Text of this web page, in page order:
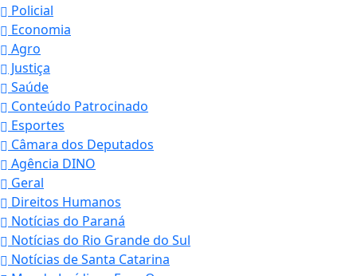
Policial
Economia
Agro
Justiça
Saúde
Conteúdo Patrocinado
Esportes
Câmara dos Deputados
Agência DINO
Geral
Direitos Humanos
Notícias do Paraná
Notícias do Rio Grande do Sul
Notícias de Santa Catarina